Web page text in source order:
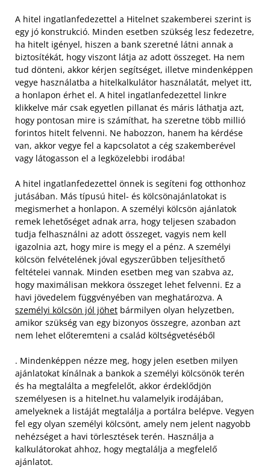
A hitel ingatlanfedezettel a Hitelnet szakemberei szerint is
egy jó konstrukció. Minden esetben szükség lesz fedezetre,
ha hitelt igényel, hiszen a bank szeretné látni annak a
biztosítékát, hogy viszont látja az adott összeget. Ha nem
tud dönteni, akkor kérjen segítséget, illetve mindenképpen
vegye használatba a hitelkalkulátor használatát, melyet itt,
a honlapon érhet el. A hitel ingatlanfedezettel linkre
klikkelve már csak egyetlen pillanat és máris láthatja azt,
hogy pontosan mire is számíthat, ha szeretne több millió
forintos hitelt felvenni. Ne habozzon, hanem ha kérdése
van, akkor vegye fel a kapcsolatot a cég szakemberével
vagy látogasson el a legközelebbi irodába!
A hitel ingatlanfedezettel önnek is segíteni fog otthonhoz
jutásában. Más típusú hitel- és kölcsönajánlatokat is
megismerhet a honlapon. A személyi kölcsön ajánlatok
remek lehetőséget adnak arra, hogy teljesen szabadon
tudja felhasználni az adott összeget, vagyis nem kell
igazolnia azt, hogy mire is megy el a pénz. A személyi
kölcsön felvételének jóval egyszerűbben teljesíthető
feltételei vannak. Minden esetben meg van szabva az,
hogy maximálisan mekkora összeget lehet felvenni. Ez a
havi jövedelem függvényében van meghatározva. A
személyi kölcsön jól jöhet bármilyen olyan helyzetben,
amikor szükség van egy bizonyos összegre, azonban azt
nem lehet előteremteni a család költségvetéséből
. Mindenképpen nézze meg, hogy jelen esetben milyen
ajánlatokat kínálnak a bankok a személyi kölcsönök terén
és ha megtalálta a megfelelőt, akkor érdeklődjön
személyesen is a hitelnet.hu valamelyik irodájában,
amelyeknek a listáját megtalálja a portálra belépve. Vegyen
fel egy olyan személyi kölcsönt, amely nem jelent nagyobb
nehézséget a havi törlesztések terén. Használja a
kalkulátorokat ahhoz, hogy megtalálja a megfelelő
ajánlatot.